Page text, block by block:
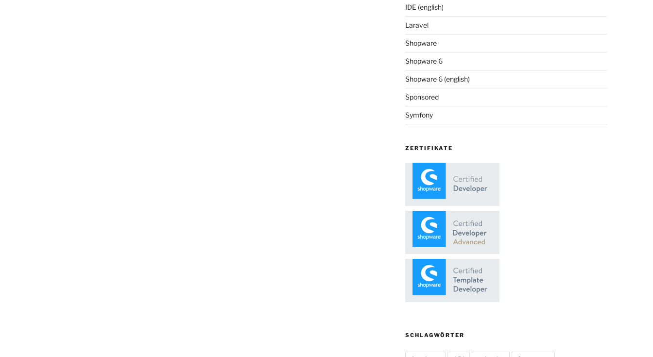
IDE (english)
Laravel
Shopware
Shopware 6
Shopware 6 (english)
Sponsored
Symfony
ZERTIFIKATE
SCHLAGWÖRTER